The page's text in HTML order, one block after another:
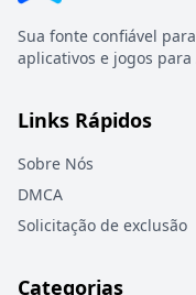
Sua fonte confiável
aplicativos e jogos
Links Rápidos
Sobre Nós
DMCA
Solicitação de exclusão
Categorias